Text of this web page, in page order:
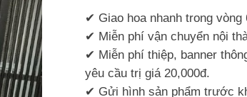
✔ Giao hoa nhanh trong vòng
✔ Miễn phí vận chuyển nội
✔ Miễn phí thiệp, banner
yêu cầu trị giá 20,000đ.
✔ Gửi hình sản phẩm trước